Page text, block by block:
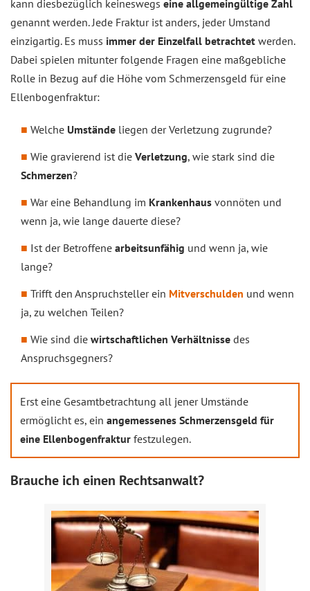
kann diesbezüglich keineswegs eine allgemeingültige Zahl
genannt werden. Jede Fraktur ist anders, jeder Umstand
einzigartig. Es muss immer der Einzelfall betrachtet werden.
Dabei spielen mitunter folgende Fragen eine maßgebliche
Rolle in Bezug auf die Höhe vom Schmerzensgeld für eine
Ellenbogenfraktur:
Welche Umstände liegen der Verletzung zugrunde?
Wie gravierend ist die Verletzung, wie stark sind die
Schmerzen?
War eine Behandlung im Krankenhaus vonnöten und
wenn ja, wie lange dauerte diese?
Ist der Betroffene arbeitsunfähig und wenn ja, wie
lange?
Trifft den Anspruchsteller ein Mitverschulden und wenn
ja, zu welchen Teilen?
Wie sind die wirtschaftlichen Verhältnisse des
Anspruchsgegners?
Erst eine Gesamtbetrachtung all jener Umstände
ermöglicht es, ein angemessenes Schmerzensgeld für
eine Ellenbogenfraktur festzulegen.
Brauche ich einen Rechtsanwalt?